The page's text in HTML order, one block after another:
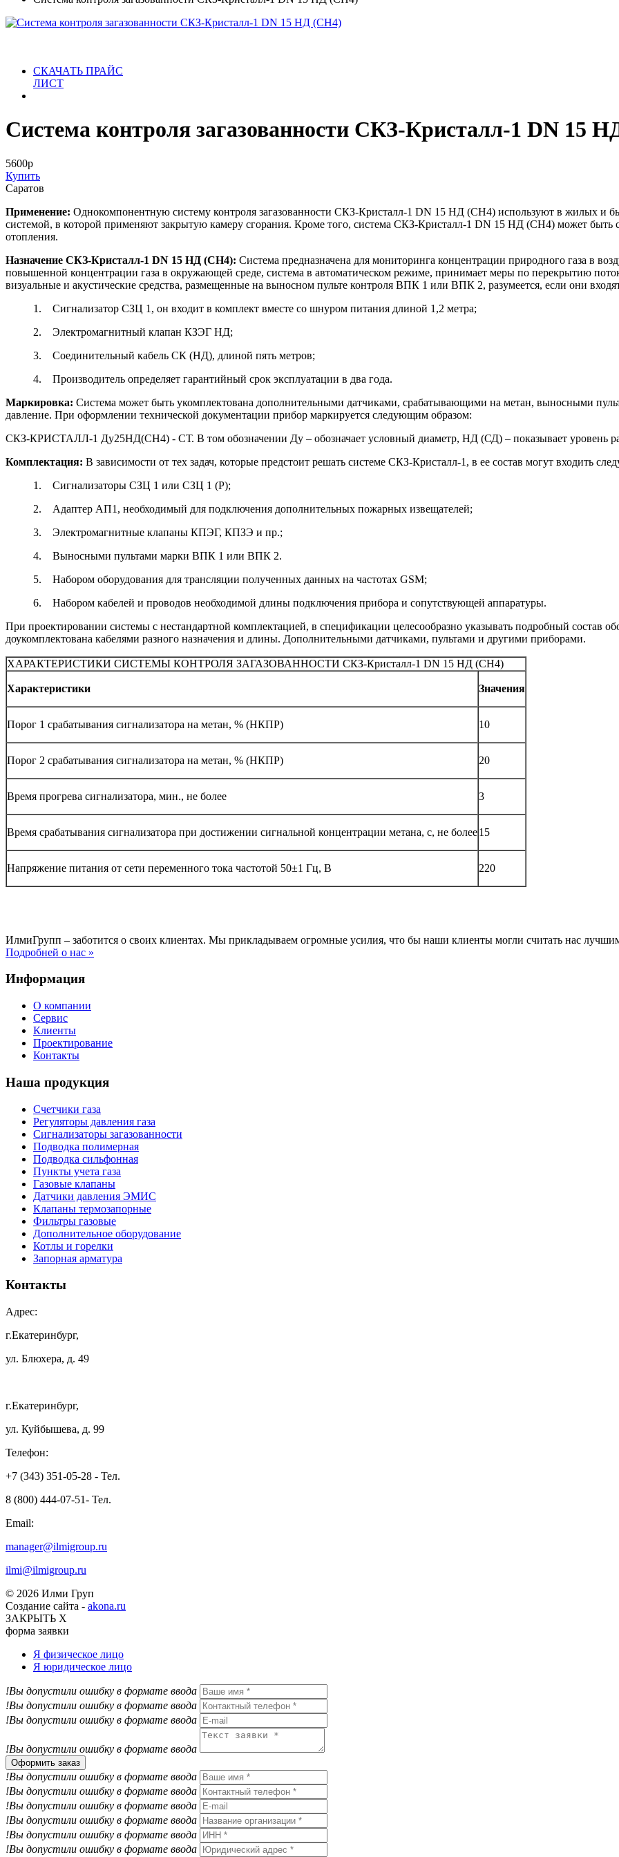
СКАЧАТЬ ПРАЙС
ЛИСТ
Система контроля загазованности СКЗ-Кристалл-1 DN 15
5600р
Купить
Саратов
Применение: Однокомпонентную систему контроля загазованности СКЗ-Кристалл-1 DN 15 НД (CH4) используют в жилых и
системой, в которой применяют закрытую камеру сгорания. Кроме того, система СКЗ-Кристалл-1 DN 15 НД (CH4) может быть
отопления.
Назначение СКЗ-Кристалл-1 DN 15 НД (CH4): Система предназначена для мониторинга концентрации природного газа в
повышенной концентрации газа в окружающей среде, система в автоматическом режиме, принимает меры по перекрытию
визуальные и акустические средства, размещенные на выносном пульте контроля ВПК 1 или ВПК 2, разумеется, если они
1. Сигнализатор СЗЦ 1, он входит в комплект вместе со шнуром питания длиной 1,2 метра;
2. Электромагнитный клапан КЗЭГ НД;
3. Соединительный кабель СК (НД), длиной пять метров;
4. Производитель определяет гарантийный срок эксплуатации в два года.
Маркировка: Система может быть укомплектована дополнительными датчиками, срабатывающими на метан, выносными
давление. При оформлении технической документации прибор маркируется следующим образом:
СКЗ-КРИСТАЛЛ-1 Ду25НД(СН4) - СТ. В том обозначении Ду – обозначает условный диаметр, НД (СД) – показывает уровень
Комплектация: В зависимости от тех задач, которые предстоит решать системе СКЗ-Кристалл-1, в ее состав могут входить
1. Сигнализаторы СЗЦ 1 или СЗЦ 1 (Р);
2. Адаптер АП1, необходимый для подключения дополнительных пожарных извещателей;
3. Электромагнитные клапаны КПЭГ, КПЗЭ и пр.;
4. Выносными пультами марки ВПК 1 или ВПК 2.
5. Набором оборудования для трансляции полученных данных на частотах GSM;
6. Набором кабелей и проводов необходимой длины подключения прибора и сопутствующей аппаратуры.
При проектировании системы с нестандартной комплектацией, в спецификации целесообразно указывать подробный состав
доукомплектована кабелями разного назначения и длины. Дополнительными датчиками, пультами и другими приборами.
ХАРАКТЕРИСТИКИ СИСТЕМЫ КОНТРОЛЯ ЗАГАЗОВАННОСТИ СКЗ-Кристалл-1 DN 15 НД (CH4)
Характеристики Значения
Порог 1 срабатывания сигнализатора на метан, % (НКПР) 10
Порог 2 срабатывания сигнализатора на метан, % (НКПР) 20
Время прогрева сигнализатора, мин., не более 3
Время срабатывания сигнализатора при достижении сигнальной концентрации метана, с, не более15
Напряжение питания от сети переменного тока частотой 50±1 Гц, В 220
ИлмиГрупп – заботится о своих клиентах. Мы прикладываем огромные усилия, что бы наши клиенты могли считать нас
Подробней о нас »
Информация
О компании
Сервис
Клиенты
Проектирование
Контакты
Наша продукция
Счетчики газа
Регуляторы давления газа
Сигнализаторы загазованности
Подводка полимерная
Подводка сильфонная
Пункты учета газа
Газовые клапаны
Датчики давления ЭМИС
Клапаны термозапорные
Фильтры газовые
Дополнительное оборудование
Котлы и горелки
Запорная арматура
Контакты
Адрес:
г.Екатеринбург,
ул. Блюхера, д. 49
г.Екатеринбург,
ул. Куйбышева, д. 99
Телефон:
+7 (343) 351-05-28 - Тел.
8 (800) 444-07-51- Тел.
Email:
manager@ilmigroup.ru
ilmi@ilmigroup.ru
© 2026 Илми Груп
Создание сайта - akona.ru
ЗАКРЫТЬ Х
форма заявки
Я физическое лицо
Я юридическое лицо
!Вы допустили ошибку в формате ввода
!Вы допустили ошибку в формате ввода
!Вы допустили ошибку в формате ввода
!Вы допустили ошибку в формате ввода
Оформить заказ
!Вы допустили ошибку в формате ввода
!Вы допустили ошибку в формате ввода
!Вы допустили ошибку в формате ввода
!Вы допустили ошибку в формате ввода
!Вы допустили ошибку в формате ввода
!Вы допустили ошибку в формате ввода